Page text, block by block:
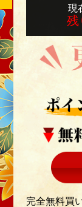
用
中
の
各
SNS
ウ
ン
ト
に
登
録
さ
れ
て
い
る
現
残
完全無料買